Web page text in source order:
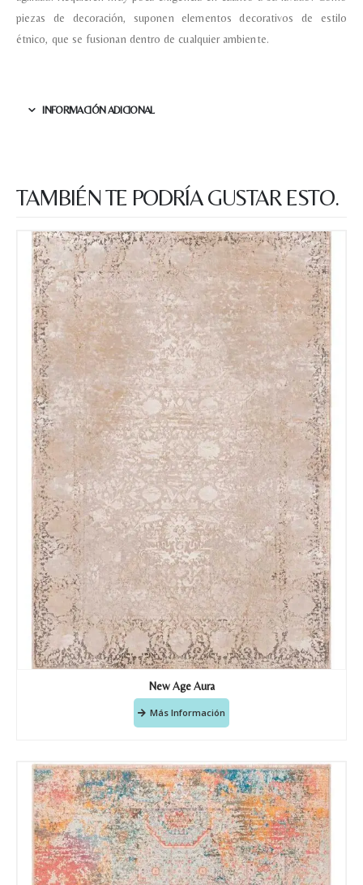
piezas de decoración, suponen elementos decorativos de estilo
étnico, que se fusionan dentro de cualquier ambiente.
INFORMACIÓN ADICIONAL
TAMBIÉN TE PODRÍA GUSTAR ESTO.
New Age Aura
Más Información
Nombre y apellido
Nombre y Referencia del producto*
Acuerdo RGPD*
Doy mi consentimiento para que
esta web almacene la
información que envío para que
puedan responder a mi petición.
Recibir mi oferta